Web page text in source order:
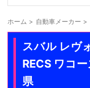
ホーム > 自動車メーカー >
スバル レヴ
RECS ワコ
県